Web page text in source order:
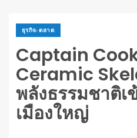
ธุรกิจ-ตลาด
Captain
Ceramic
พลังธรรมชาติ
เมืองใหญ่